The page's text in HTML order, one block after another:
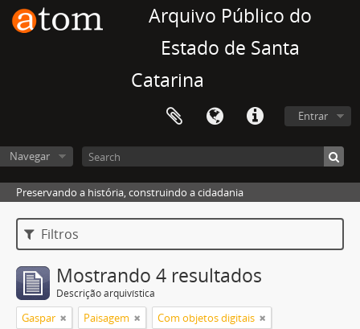
Arquivo Público do
Estado de Santa
Catarina
Entrar
Navegar
Preservando a história, construindo a cidadania
Filtros
Mostrando 4 resultados
Descrição arquivística
Gaspar Paisagem Com objetos digitais